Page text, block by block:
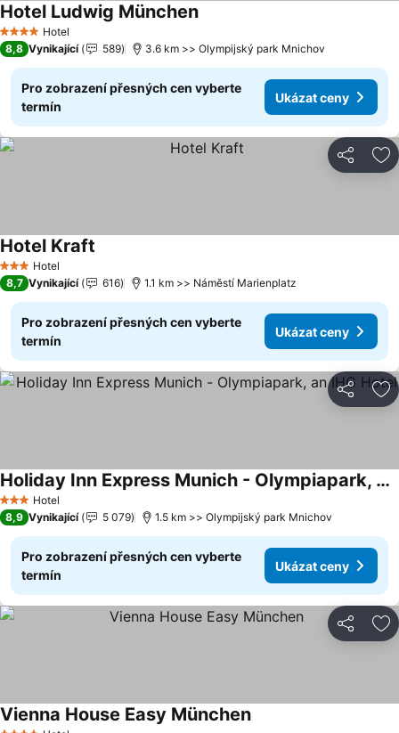
4 Počet hvězdiček
Hotel
Hotel Ludwig MünchenUkázat ceny
8,8 Vynikající 589 3.6 km >> Olympijský park Mnichov
Pro zobrazení přesných cen vyberte
termín
Ukázat ceny
Sdílet
3 Počet hvězdiček
Hotel
Hotel Kraft
8,7 Vynikající 616 1.1 km >> Náměstí Marienplatz
Pro zobrazení přesných cen vyberte
termín
Ukázat ceny
Sdílet
3 Počet hvězdiček
Hotel
Holiday Inn Express Munich - Olympiapark, an IHG Hotel
Ukázat ceny
8,9 Vynikající 5 079 1.5 km >> Olympijský park Mnichov
Pro zobrazení přesných cen vyberte
termín
Ukázat ceny
Sdílet
Vienna House Easy MünchenUkázat ceny